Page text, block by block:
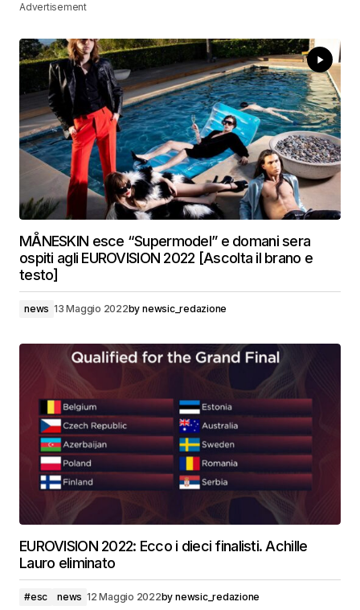
Advertisement
MÅNESKIN esce “Supermodel” e domani sera
ospiti agli EUROVISION 2022 [Ascolta il brano e
testo]
news 13 Maggio 2022by newsic_redazione
EUROVISION 2022: Ecco i dieci finalisti. Achille
Lauro eliminato
#esc news 12 Maggio 2022by newsic_redazione